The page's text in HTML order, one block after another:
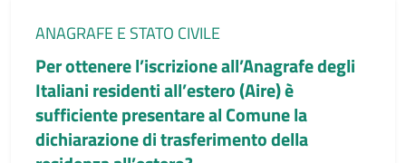
Categoria:
ANAGRAFE E STATO CIVILE
Per ottenere l’iscrizione all’Anagrafe degli
Italiani residenti all’estero (Aire) è
sufficiente presentare al Comune la
dichiarazione di trasferimento della